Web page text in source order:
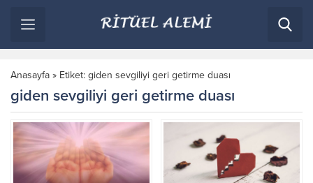
Anasayfa » Etiket: giden sevgiliyi geri getirme duası
giden sevgiliyi geri getirme duası